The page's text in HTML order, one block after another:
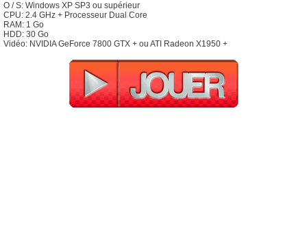
O / S: Windows XP SP3 ou supérieur
CPU: 2.4 GHz + Processeur Dual Core
RAM: 1 Go
HDD: 30 Go
Vidéo: NVIDIA GeForce 7800 GTX + ou ATI Radeon X1950 +